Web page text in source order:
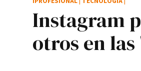
Instagram
otros en